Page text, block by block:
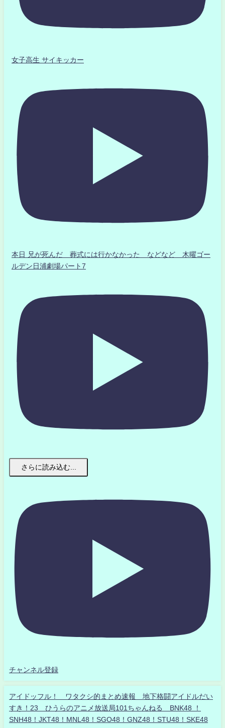
女子高生 サイキッカー
本日 兄が死んだ 葬式には行かなかった などなど 木曜ゴー
ルデン日浦劇場パート7
さらに読み込む...
チャンネル登録
アイドッフル！ ワタクシ的まとめ速報 地下格闘アイドルだい
すき！23 ひうらのアニメ放送局101ちゃんねる BNK48 ！
SNH48！JKT48！MNL48！SGO48！GNZ48！STU48！SKE48